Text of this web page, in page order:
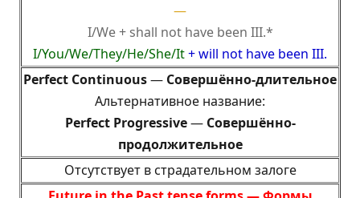
—
I/We + shall not have been III.*
I/You/We/They/He/She/It+ will not have been III.
Perfect Continuous— Совершённо-длительное
Альтернативное название:
Perfect Progressive— Совершённо-
продолжительное
Отсутствует в страдательном залоге